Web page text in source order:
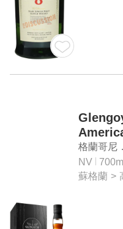
Single
Malt
格蘭哥尼
莉桶 單一
NV
700ml
蘇格蘭 >